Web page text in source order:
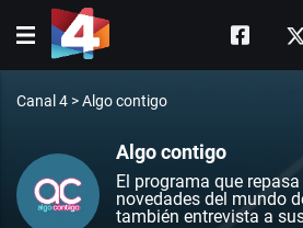
Canal 4 >Algo contigo
Algo contigo
El programa que
novedades del mundo
también entrevista a